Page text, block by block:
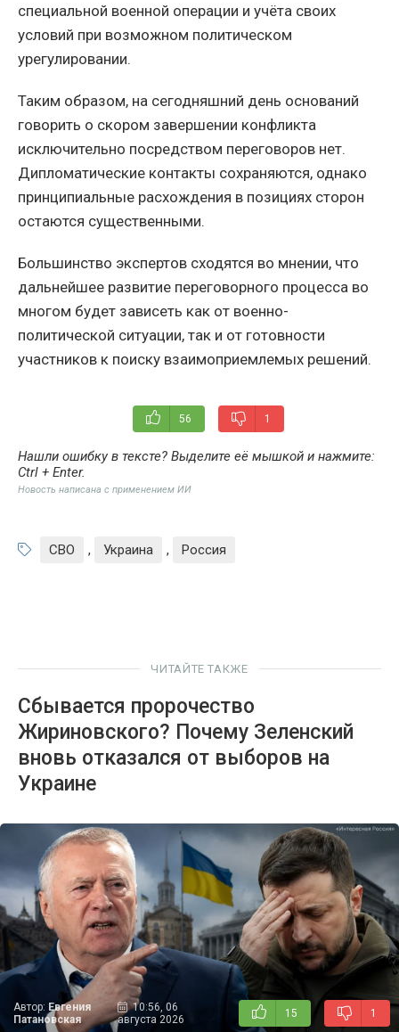
специальной военной операции и учёта своих
условий при возможном политическом
урегулировании.
Таким образом, на сегодняшний день оснований
говорить о скором завершении конфликта
исключительно посредством переговоров нет.
Дипломатические контакты сохраняются, однако
принципиальные расхождения в позициях сторон
остаются существенными.
Большинство экспертов сходятся во мнении, что
дальнейшее развитие переговорного процесса во
многом будет зависеть как от военно-
политической ситуации, так и от готовности
участников к поиску взаимоприемлемых решений.
56 1
Нашли ошибку в тексте? Выделите её мышкой и нажмите:
Ctrl + Enter.
Новость написана с применением ИИ
СВО , Украина , Россия
ЧИТАЙТЕ ТАКЖЕ
Сбывается пророчество
Жириновского? Почему Зеленский
вновь отказался от выборов на
Украине
Автор: Евгения
Патановская
10:56, 06
августа 2026
15 1